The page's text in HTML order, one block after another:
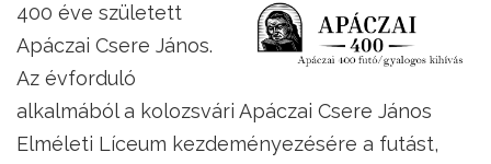
400 éve született
Apáczai Csere János.
Az évforduló
alkalmából a kolozsvári Apáczai Csere János
Elméleti Líceum kezdeményezésére a futást,